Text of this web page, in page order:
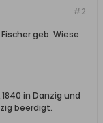
#2
geb. Wiese
in Danzig und
beerdigt.